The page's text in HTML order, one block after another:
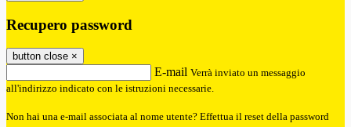
Recupero password
button close ×
E-mail Verrà inviato un messaggio
all'indirizzo indicato con le istruzioni necessarie.
Non hai una e-mail associata al nome utente? Effettua il reset della password